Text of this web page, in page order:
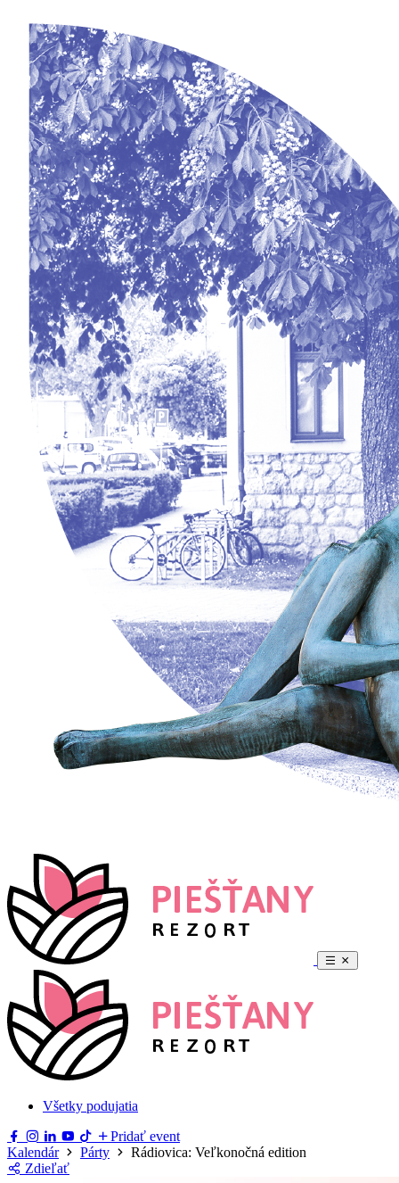
Všetky podujatia
Pridať event
Kalendár
Párty
Rádiovica: Veľkonočná edition
Zdieľať